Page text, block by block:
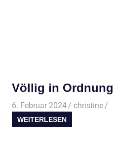
Völlig in Ordnung
6. Februar 2024 christine
WEITERLESEN